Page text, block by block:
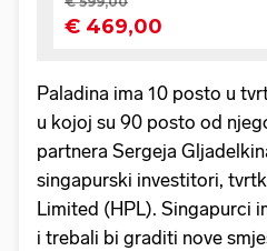
Paladina ima 10 posto u
u kojoj su 90 posto od
partnera Sergeja
singapurski investitori,
Limited (HPL). Singapurci
i trebali bi graditi nove